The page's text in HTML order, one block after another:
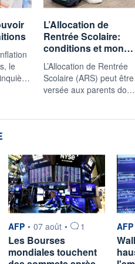
le
L’Allocation de
Rentrée Scolaire:
conditions et mon…
L’Allocation de Rentrée
Scolaire (ARS) peut être
versée aux parents do…
information fournie par
AFP • 07 août • 1
Les Bourses
mondiales touchent
AFP